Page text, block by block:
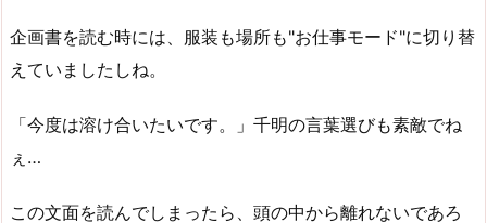
企画書を読む時には、服装も場所も"お仕事モード"に切り替
えていましたしね。
「今度は溶け合いたいです。」千明の言葉選びも素敵でね
ぇ…
この文面を読んでしまったら、頭の中から離れないであろ